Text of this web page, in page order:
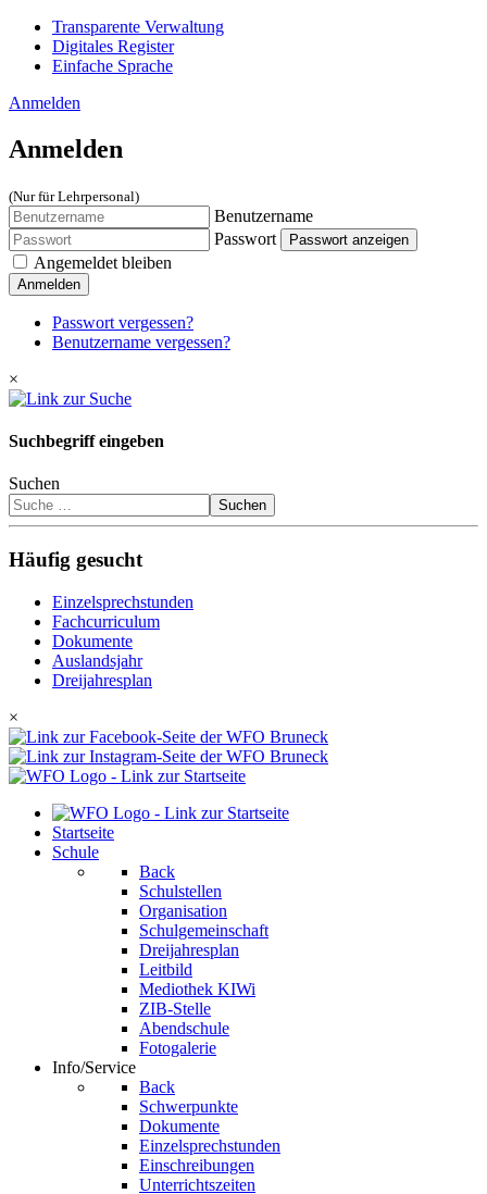
Transparente Verwaltung
Digitales Register
Einfache Sprache
Anmelden
Anmelden
(Nur für Lehrpersonal)
Benutzername
Passwort
Passwort anzeigen
Angemeldet bleiben
Anmelden
Passwort vergessen?
Benutzername vergessen?
×
Suchbegriff eingeben
Suchen
Suchen
Häufig gesucht
Einzelsprechstunden
Fachcurriculum
Dokumente
Auslandsjahr
Dreijahresplan
×
Startseite
Schule
Back
Schulstellen
Organisation
Schulgemeinschaft
Dreijahresplan
Leitbild
Mediothek KIWi
ZIB-Stelle
Abendschule
Fotogalerie
Info/Service
Back
Schwerpunkte
Dokumente
Einzelsprechstunden
Einschreibungen
Unterrichtszeiten